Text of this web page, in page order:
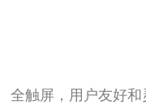
全触屏，用户友好